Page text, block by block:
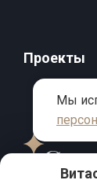
Проекты
Мы